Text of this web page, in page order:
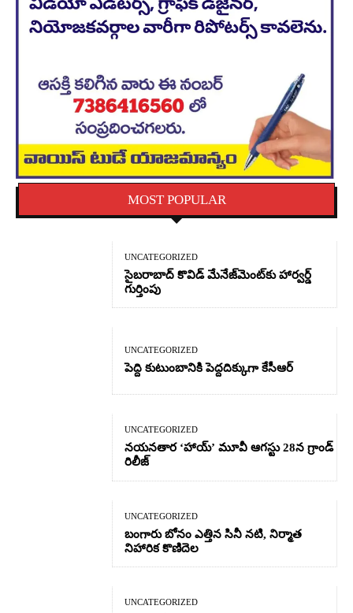
MOST POPULAR
UNCATEGORIZED
సైబరాబాద్‌ కొవిడ్‌ మేనేజ్‌మెంట్‌కు హార్వర్డ్‌
గుర్తింపు
UNCATEGORIZED
పెద్ది కుటుంబానికి పెద్దదిక్కుగా కేసీఆర్
UNCATEGORIZED
నయనతార ‘హాయ్’ మూవీ ఆగస్టు 28న గ్రాండ్
రిలీజ్
UNCATEGORIZED
బంగారు బోనం ఎత్తిన సినీ నటి, నిర్మాత
నిహారిక కొణిదెల
UNCATEGORIZED